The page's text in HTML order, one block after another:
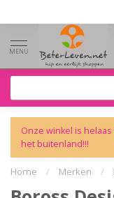
MENU
Onze winkel is
het buitenland!!!
Home / Merken /